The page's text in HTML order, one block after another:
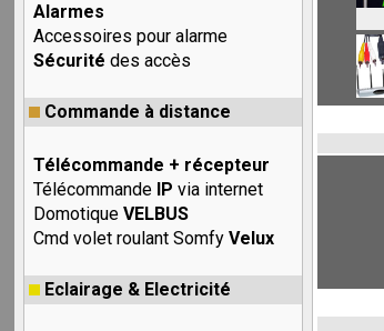
Alarmes
Accessoires pour alarme
Sécurité des accès
Commande à distance
Télécommande + récepteur
Télécommande IP via internet
DomotiqueVELBUS
Cmd volet roulant SomfyVelux
Eclairage & Electricité